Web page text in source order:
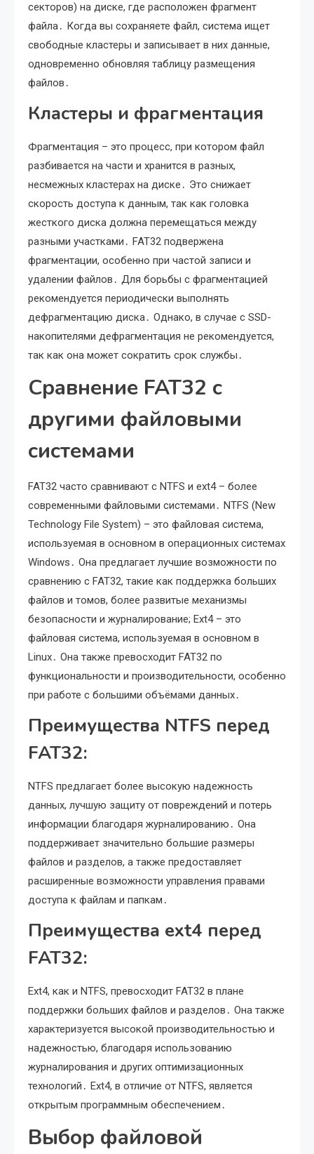
секторов) на диске, где расположен фрагмент
файла․ Когда вы сохраняете файл, система ищет
свободные кластеры и записывает в них данные,
одновременно обновляя таблицу размещения
файлов․
Кластеры и фрагментация
Фрагментация – это процесс, при котором файл
разбивается на части и хранится в разных,
несмежных кластерах на диске․ Это снижает
скорость доступа к данным, так как головка
жесткого диска должна перемещаться между
разными участками․ FAT32 подвержена
фрагментации, особенно при частой записи и
удалении файлов․ Для борьбы с фрагментацией
рекомендуется периодически выполнять
дефрагментацию диска․ Однако, в случае с SSD-
накопителями дефрагментация не рекомендуется,
так как она может сократить срок службы․
Сравнение FAT32 с
другими файловыми
системами
FAT32 часто сравнивают с NTFS и ext4 – более
современными файловыми системами․ NTFS (New
Technology File System) – это файловая система,
используемая в основном в операционных системах
Windows․ Она предлагает лучшие возможности по
сравнению с FAT32, такие как поддержка больших
файлов и томов, более развитые механизмы
безопасности и журналирование; Ext4 – это
файловая система, используемая в основном в
Linux․ Она также превосходит FAT32 по
функциональности и производительности, особенно
при работе с большими объёмами данных․
Преимущества NTFS перед
FAT32:
NTFS предлагает более высокую надежность
данных, лучшую защиту от повреждений и потерь
информации благодаря журналированию․ Она
поддерживает значительно большие размеры
файлов и разделов, а также предоставляет
расширенные возможности управления правами
доступа к файлам и папкам․
Преимущества ext4 перед
FAT32:
Ext4, как и NTFS, превосходит FAT32 в плане
поддержки больших файлов и разделов․ Она также
характеризуется высокой производительностью и
надежностью, благодаря использованию
журналирования и других оптимизационных
технологий․ Ext4, в отличие от NTFS, является
открытым программным обеспечением․
Выбор файловой